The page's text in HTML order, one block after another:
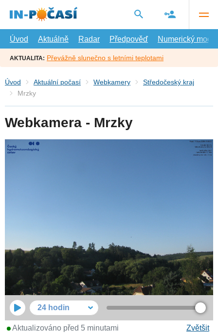
hlavní
Úvod
Aktuálně Radar Předpověď Numerický model
AKTUALITA: Převážně slunečno s letními teplotami
Úvod Aktuální počasí Webkamery
Středočeský kraj
Mrzky
Webkamera - Mrzky
24 hodin
Zvětšit
Aktualizováno před 5 minutami